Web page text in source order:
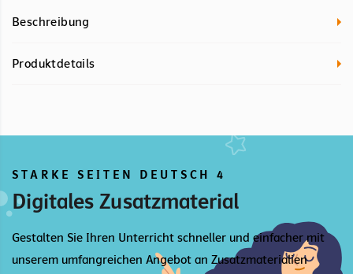
Beschreibung
Produktdetails
STARKE SEITEN DEUTSCH 4
Digitales Zusatzmaterial
Gestalten Sie Ihren Unterricht schneller und einfacher mit
unserem umfangreichen Angebot an Zusatzmaterialien